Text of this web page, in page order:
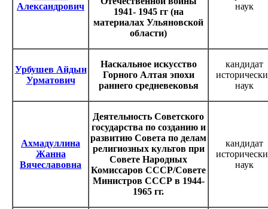
Александрович
1941- 1945 гг (на
материалах Ульяновской
области)
наук
Урбушев Айдын
Урматович
Наскальное искусство
Горного Алтая эпохи
раннего средневековья
кандидат
наук
Ахмадуллина
Жанна
Вячеславовна
Деятельность Советского
государства по созданию и
развитию Совета по делам
религиозных культов при
Совете Народных
Комиссаров СССР/Совете
Министров СССР в 1944-
1965 гг.
кандидат
наук